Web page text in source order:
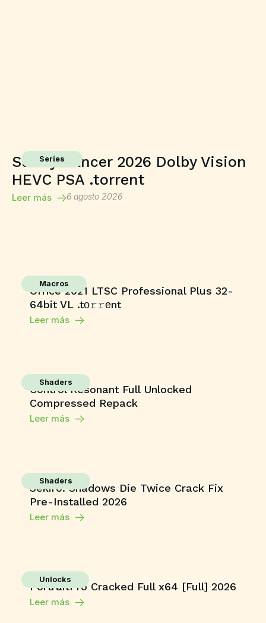
Series
Sunny Dancer 2026 Dolby Vision
HEVC PSA .torrent
Leer más 6 agosto 2026
Macros
Office 2021 LTSC Professional Plus 32-
64bit VL .tо𝚛𝚛еnt
Leer más
Shaders
Control Resonant Full Unlocked
Compressed Repack
Leer más
Shaders
Sekiro: Shadows Die Twice Crack Fix
Pre-Installed 2026
Leer más
Unlocks
PortraitPro Cracked Full x64 [Full] 2026
Leer más